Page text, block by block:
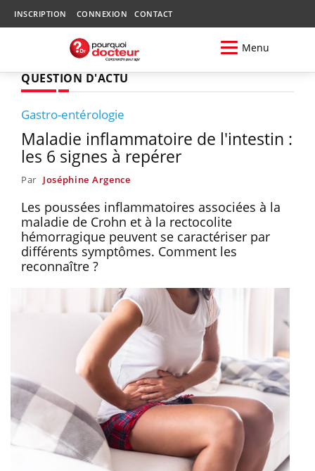
INSCRIPTION CONNEXION CONTACT
Menu
QUESTION D'ACTU
Gastro-entérologie
Maladie inflammatoire de l'intestin :
les 6 signes à repérer
Par Joséphine Argence
Les poussées inflammatoires associées à la
maladie de Crohn et à la rectocolite
hémorragique peuvent se caractériser par
différents symptômes. Comment les
reconnaître ?